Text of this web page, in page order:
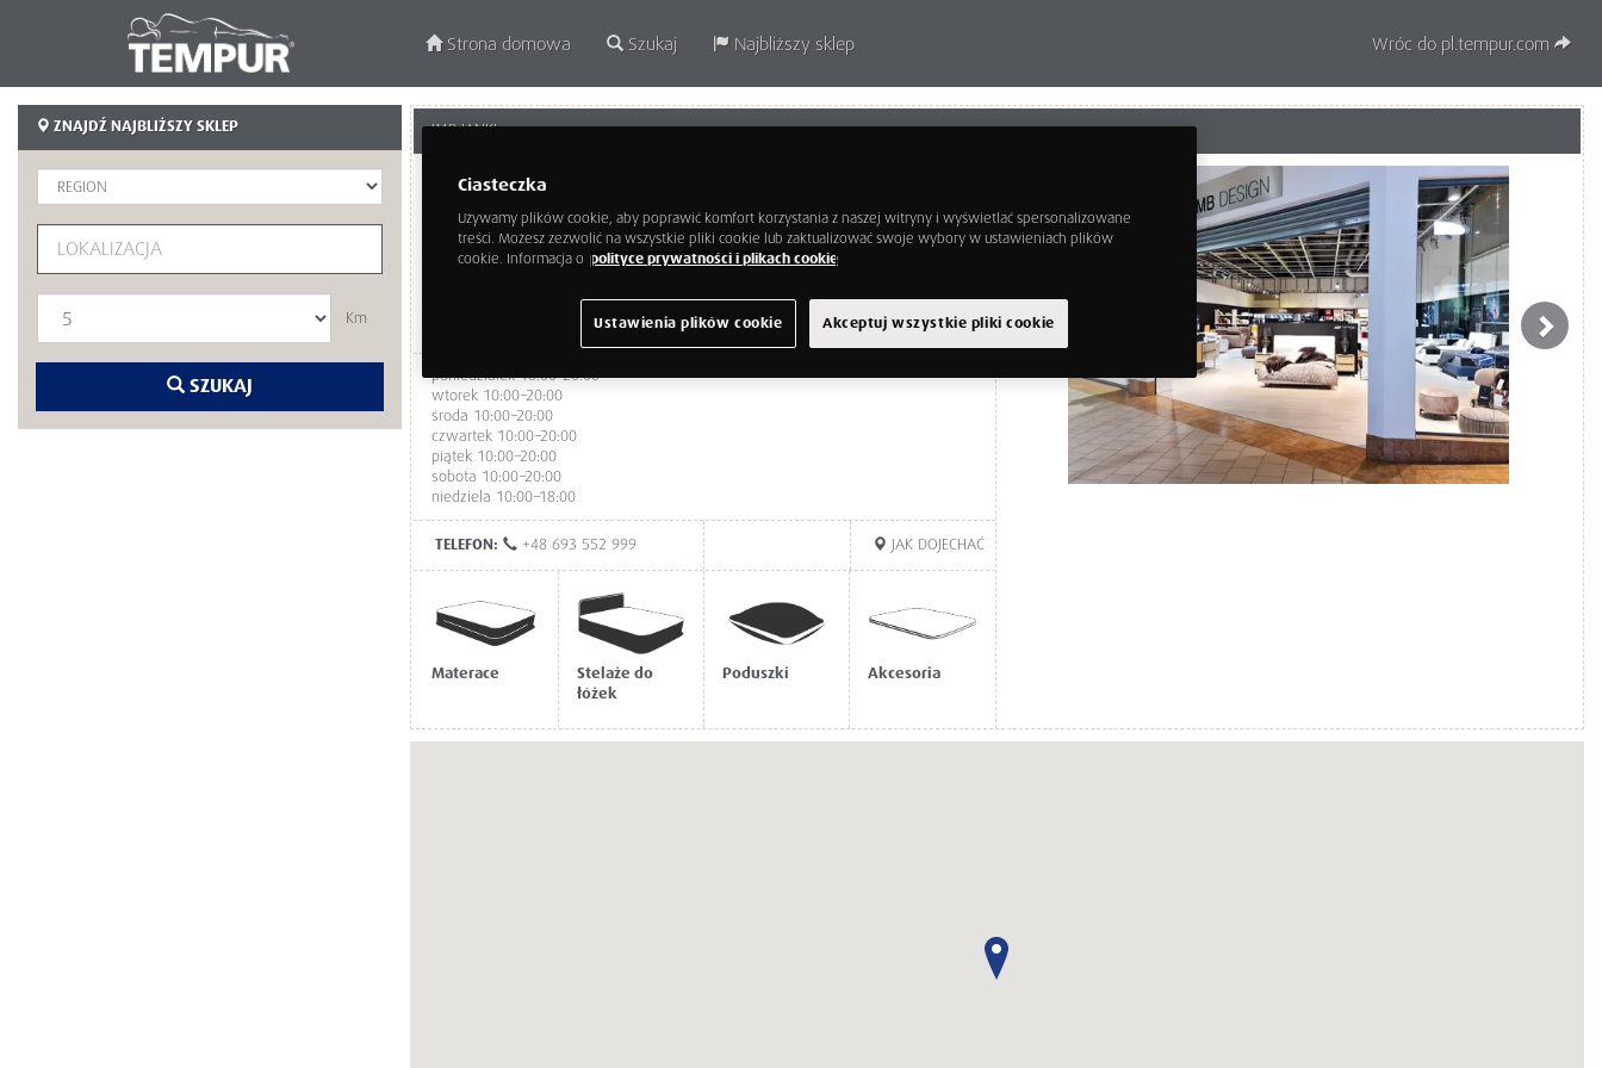
Strona domowa Szukaj Najbliższy sklep Wróc do pl.tempur.com
ZNAJDŹ NAJBLIŻSZY SKLEP
Km
SZUKAJ
JMB JANKI
mazowieckie
05-090
poniedziałek 10:00–20:00
wtorek 10:00–20:00
środa 10:00–20:00
czwartek 10:00–20:00
piątek 10:00–20:00
sobota 10:00–20:00
niedziela 10:00–18:00
TELEFON: +48 693 552 999 JAK DOJECHAĆ
Materace
Stelaże do
łóżek
Poduszki Akcesoria
Ciasteczka
Używamy plików cookie, aby poprawić komfort korzystania z naszej witryny i wyświetlać spersonalizowane
treści. Możesz zezwolić na wszystkie pliki cookie lub zaktualizować swoje wybory w ustawieniach plików
cookie. Informacja o polityce prywatności i plikach cookie
Akceptuj wszystkie pliki cookie
Ustawienia plików cookie